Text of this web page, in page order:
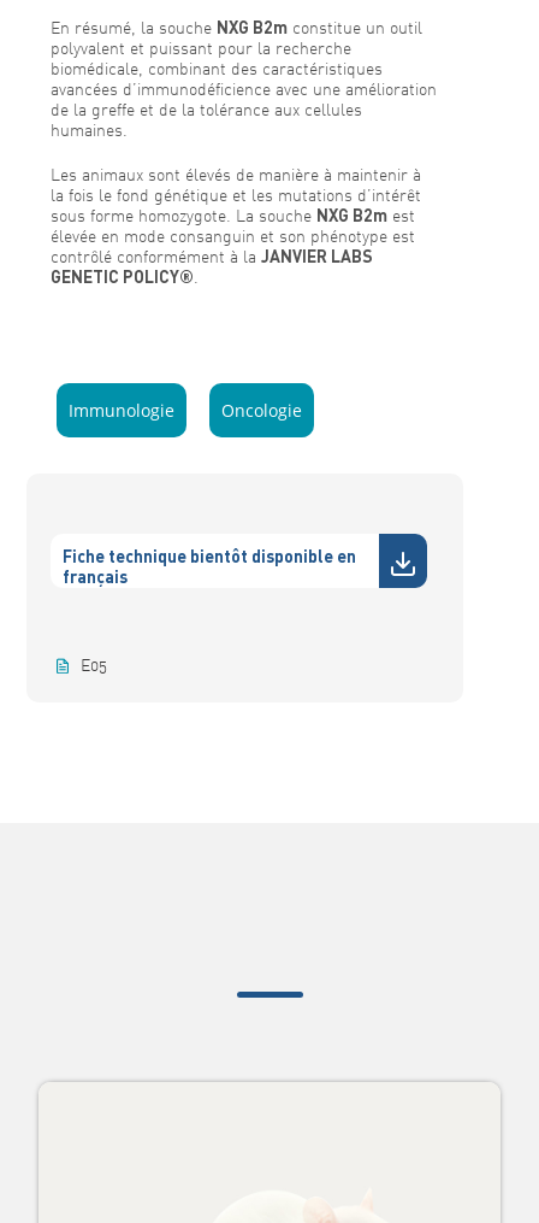
En résumé, la souche NXG B2m constitue un outil
polyvalent et puissant pour la recherche
biomédicale, combinant des caractéristiques
avancées d’immunodéficience avec une amélioration
de la greffe et de la tolérance aux cellules
humaines.
Les animaux sont élevés de manière à maintenir à
la fois le fond génétique et les mutations d’intérêt
sous forme homozygote. La souche NXG B2m est
élevée en mode consanguin et son phénotype est
contrôlé conformément à laJANVIER LABS
GENETIC POLICY®
Immunologie Oncologie
Fiche technique bientôt disponible en
français
E05